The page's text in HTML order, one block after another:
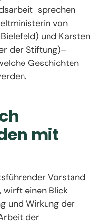
sprechen
von
und Karsten
der Stiftung)–
Geschichten
mit
Vorstand
wirft einen Blick
und Wirkung der
der